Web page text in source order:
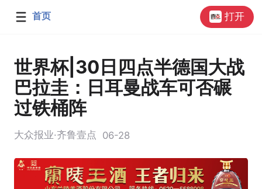
首页 打开
世界杯|30日四点半德国大战
巴拉圭：日耳曼战车可否碾
过铁桶阵
大众报业·齐鲁壹点 06-28